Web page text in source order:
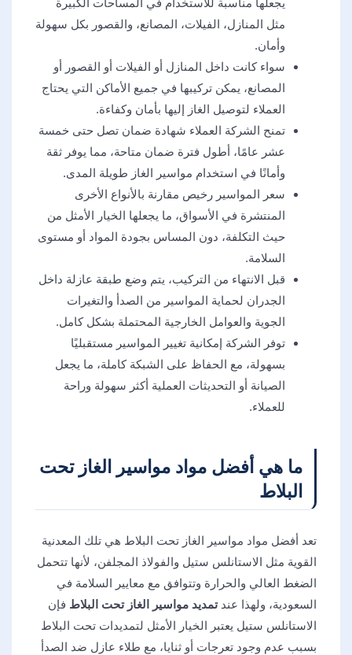
يجعلها مناسبة للاستخدام في المساحات الكبيرة
مثل المنازل، الفيلات، المصانع، والقصور بكل سهولة
وأمان.
سواء كانت داخل المنازل أو الفيلات أو القصور أو
المصانع، يمكن تركيبها في جميع الأماكن التي يحتاج
العملاء لتوصيل الغاز إليها بأمان وكفاءة.
تمنح الشركة العملاء شهادة ضمان تصل حتى خمسة
عشر عامًا، أطول فترة ضمان متاحة، مما يوفر ثقة
وأمانًا في استخدام مواسير الغاز طويلة المدى.
سعر المواسير رخيص مقارنة بالأنواع الأخرى
المنتشرة في الأسواق، ما يجعلها الخيار الأمثل من
حيث التكلفة، دون المساس بجودة المواد أو مستوى
السلامة.
قبل الانتهاء من التركيب، يتم وضع طبقة عازلة داخل
الجدران لحماية المواسير من الصدأ والتغيرات
الجوية والعوامل الخارجية المحتملة بشكل كامل.
توفر الشركة إمكانية تغيير المواسير مستقبليًا
بسهولة، مع الحفاظ على الشبكة كاملة، ما يجعل
الصيانة أو التحديثات العملية أكثر سهولة وراحة
للعملاء.
ما هي أفضل مواد مواسير الغاز تحت
البلاط
تعد أفضل مواد مواسير الغاز تحت البلاط هي تلك المعدنية
القوية مثل الاستانلس ستيل والفولاذ المجلفن، لأنها تتحمل
الضغط العالي والحرارة وتتوافق مع معايير السلامة في
السعودية، ولهذا عندتمديد مواسير الغاز تحت البلاط فإن
الاستانلس ستيل يعتبر الخيار الأمثل لتمديدات تحت البلاط
بسبب عدم وجود تعرجات أو ثنايا، مع طلاء عازل ضد الصدأ